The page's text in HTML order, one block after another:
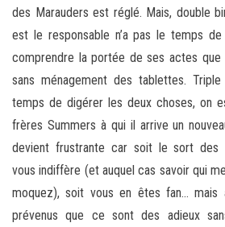
des Marauders est réglé. Mais, double
est le responsable n’a pas le temps
comprendre la portée de ses actes que
sans ménagement des tablettes.
temps de digérer les deux choses, on
frères Summers à qui il arrive un
devient frustrante car soit le sort des
vous indiffère (et auquel cas savoir qui
moquez), soit vous en êtes fan… mais
prévenus que ce sont des adieux